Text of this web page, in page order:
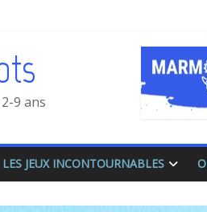
9 ans
LES JEUX INCONTOURNABLES